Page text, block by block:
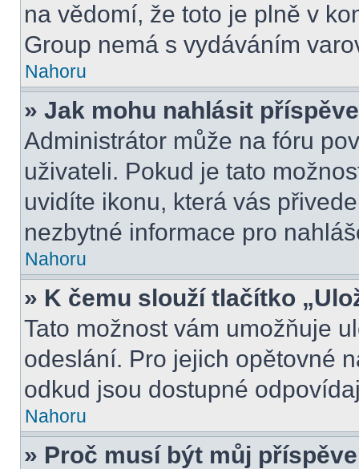
na vědomí, že toto je plně v
Group nemá s vydáváním
Nahoru
» Jak mohu nahlásit
Administrátor může na fóru
uživateli. Pokud je tato
uvidíte ikonu, která vás
nezbytné informace pro
Nahoru
» K čemu slouží tlačítko
Tato možnost vám umožňuje
odeslání. Pro jejich opětovné
odkud jsou dostupné
Nahoru
» Proč musí být můj